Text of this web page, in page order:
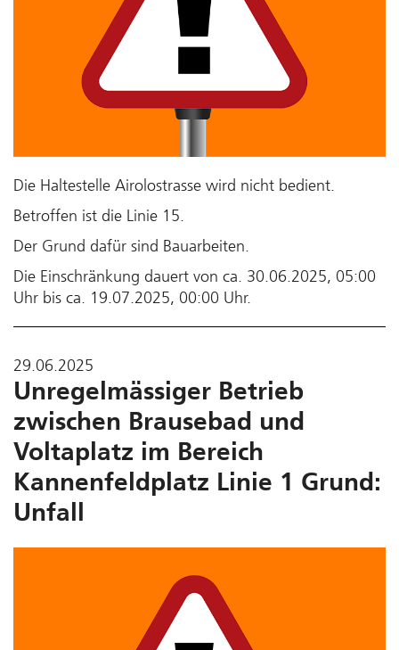
Die Haltestelle Airolostrasse wird nicht bedient.
Betroffen ist die Linie 15.
Der Grund dafür sind Bauarbeiten.
Die Einschränkung dauert von ca. 30.06.2025, 05:00
Uhr bis ca. 19.07.2025, 00:00 Uhr.
29.06.2025
Unregelmässiger Betrieb
zwischen Brausebad und
Voltaplatz im Bereich
Kannenfeldplatz Linie 1 Grund:
Unfall